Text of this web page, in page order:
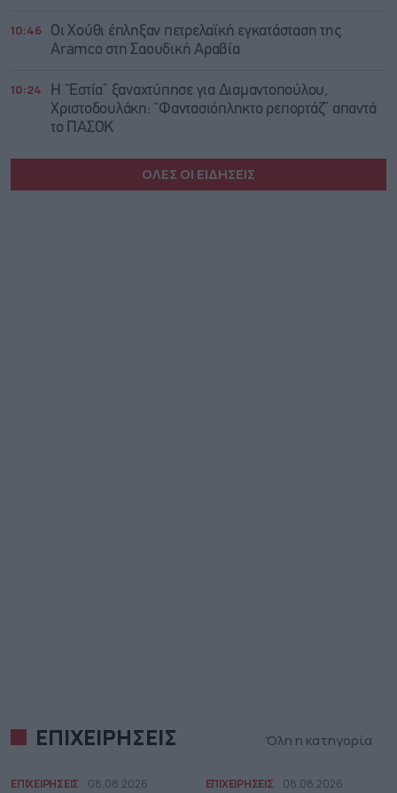
10:46
Οι Χούθι έπληξαν πετρελαϊκή εγκατάσταση της
Aramco στη Σαουδική Αραβία
10:24
Η “Εστία” ξαναχτύπησε για Διαμαντοπούλου,
Χριστοδουλάκη: “Φαντασιόπληκτο ρεπορτάζ” απαντά
το ΠΑΣΟΚ
ΟΛΕΣ ΟΙ ΕΙΔΗΣΕΙΣ
ΕΠΙΧΕΙΡΗΣΕΙΣ Όλη η κατηγορία
ΕΠΙΧΕΙΡΗΣΕΙΣ 08.08.2026 ΕΠΙΧΕΙΡΗΣΕΙΣ 08.08.2026